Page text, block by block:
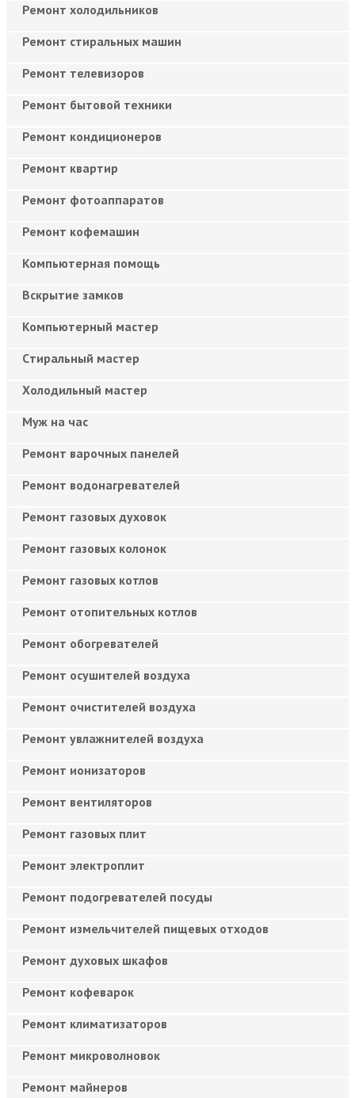
Ремонт холодильников
Ремонт стиральных машин
Ремонт телевизоров
Ремонт бытовой техники
Ремонт кондиционеров
Ремонт квартир
Ремонт фотоаппаратов
Ремонт кофемашин
Компьютерная помощь
Вскрытие замков
Компьютерный мастер
Cтиральный мастер
Холодильный мастер
Муж на час
Ремонт варочных панелей
Ремонт водонагревателей
Ремонт газовых духовок
Ремонт газовых колонок
Ремонт газовых котлов
Ремонт отопительных котлов
Ремонт обогревателей
Ремонт осушителей воздуха
Ремонт очистителей воздуха
Ремонт увлажнителей воздуха
Ремонт ионизаторов
Ремонт вентиляторов
Ремонт газовых плит
Ремонт электроплит
Ремонт подогревателей посуды
Ремонт измельчителей пищевых отходов
Ремонт духовых шкафов
Ремонт кофеварок
Ремонт климатизаторов
Ремонт микроволновок
Ремонт майнеров